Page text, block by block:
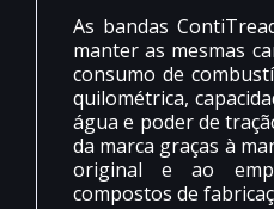
As bandas
manter as mesmas
consumo de
quilométrica,
água e poder de
da marca graças à
original e ao
compostos de